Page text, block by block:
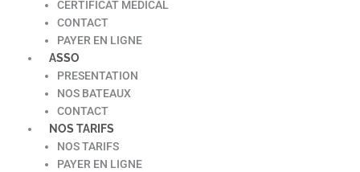
CERTIFICAT MEDICAL
CONTACT
PAYER EN LIGNE
ASSO
PRESENTATION
NOS BATEAUX
CONTACT
NOS TARIFS
NOS TARIFS
PAYER EN LIGNE